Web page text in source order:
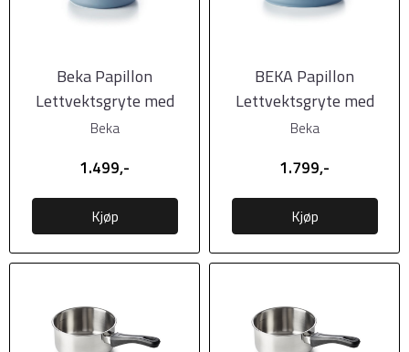
Beka Papillon
Lettvektsgryte med
keramisk lokk, 24cm,
Beka
1.499,-
Kjøp
BEKA Papillon
Lettvektsgryte med
keramisk lokk, 31cm,
Beka
1.799,-
Kjøp